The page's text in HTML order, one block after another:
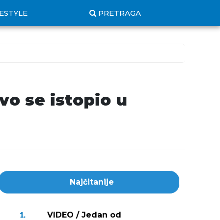
PRETRAGA
se istopio u
Najčitanije
1. VIDEO / Jedan od